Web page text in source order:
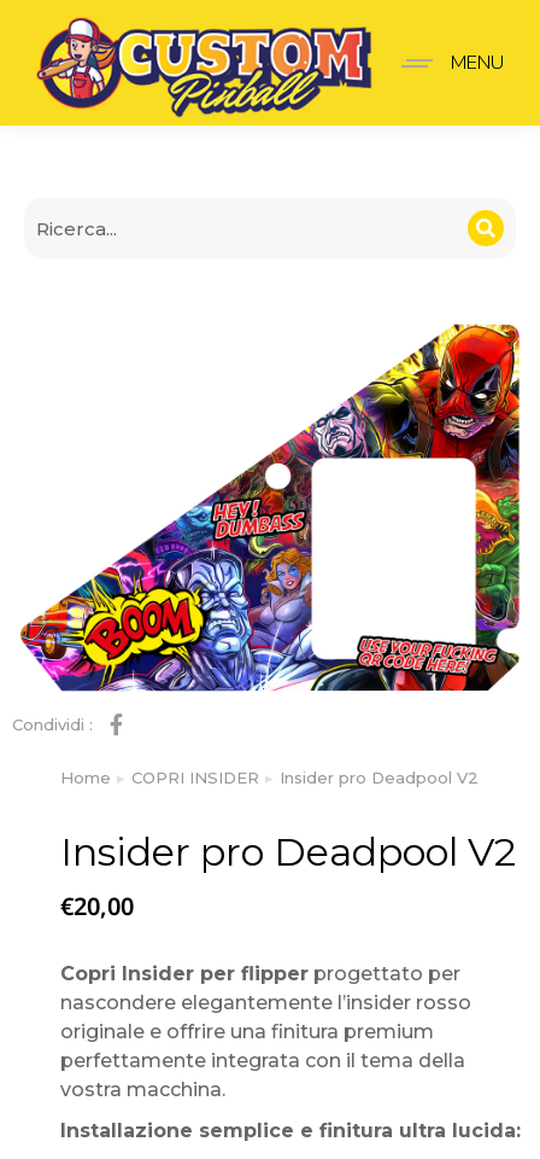
Insider pro Deadpool V2
MENU
Condividi :
Tu sei qui:
Home COPRI INSIDER Insider pro Deadpool V2
Insider pro Deadpool V2
€20,00
Copri Insider per flipper progettato per
nascondere elegantemente l’insider rosso
originale e offrire una finitura premium
perfettamente integrata con il tema della
vostra macchina.
Installazione semplice e finitura ultra lucida: